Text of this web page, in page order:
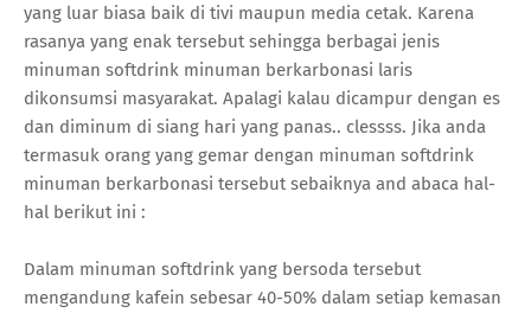
yang luar biasa baik di tivi maupun media cetak. Karena
rasanya yang enak tersebut sehingga berbagai jenis
minuman softdrink minuman berkarbonasi laris
dikonsumsi masyarakat. Apalagi kalau dicampur dengan es
dan diminum di siang hari yang panas.. clessss. Jika anda
termasuk orang yang gemar dengan minuman softdrink
minuman berkarbonasi tersebut sebaiknya and abaca hal-
hal berikut ini :
Dalam minuman softdrink yang bersoda tersebut
mengandung kafein sebesar 40-50% dalam setiap kemasan